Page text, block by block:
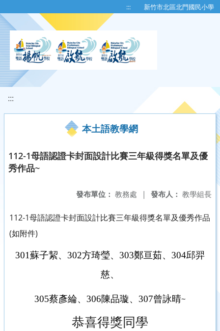
::: 新竹市北區北門國民小學
:::
本土語教學網
112-1母語認證卡封面設計比賽三年級得獎名單及優
秀作品~
發布人： 教學組長
發布單位： 教務處 |
112-1母語認證卡封面設計比賽三年級得獎名單及優秀作品
(如附件)
301蘇子絜、 302方琦瑩、 303鄭亘茹、 304邱羿
慈、
305蔡彥綸、 306陳品璇、 307曾詠晴~
恭喜得獎同學